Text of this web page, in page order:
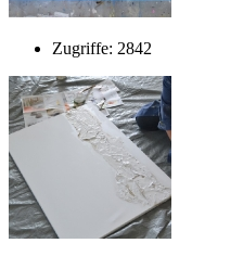
Zugriffe: 2842